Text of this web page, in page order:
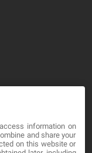
information on
and share your
on this website or